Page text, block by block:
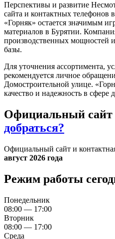
Перспективы и развитие
сайта и контактных телефонов
«Горняк» остается значимым
материалов в Бурятии.
производственных мощностей
базы.
Для уточнения ассортимента,
рекомендуется личное
Домостроительной улице.
качество и надежность в
Официальный сайт
добраться?
Официальный сайт и
август 2026 года
Режим работы
Понедельник
08:00 — 17:00
Вторник
08:00 — 17:00
Среда